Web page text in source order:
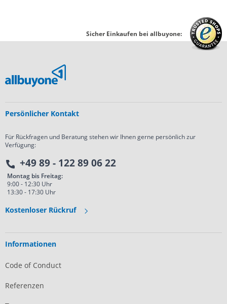
Sicher Einkaufen bei allbuyone:
Persönlicher Kontakt
Für Rückfragen und Beratung stehen wir Ihnen gerne persönlich zur
Verfügung:
+49 89 - 122 89 06 22
Montag bis Freitag:
9:00 - 12:30 Uhr
13:30 - 17:30 Uhr
Kostenloser Rückruf
Informationen
Code of Conduct
Referenzen